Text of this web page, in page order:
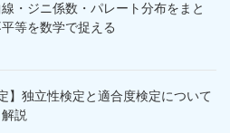
・ジニ係数・パレート分布をまと
等を数学で捉える
】独立性検定と適合度検定について
説